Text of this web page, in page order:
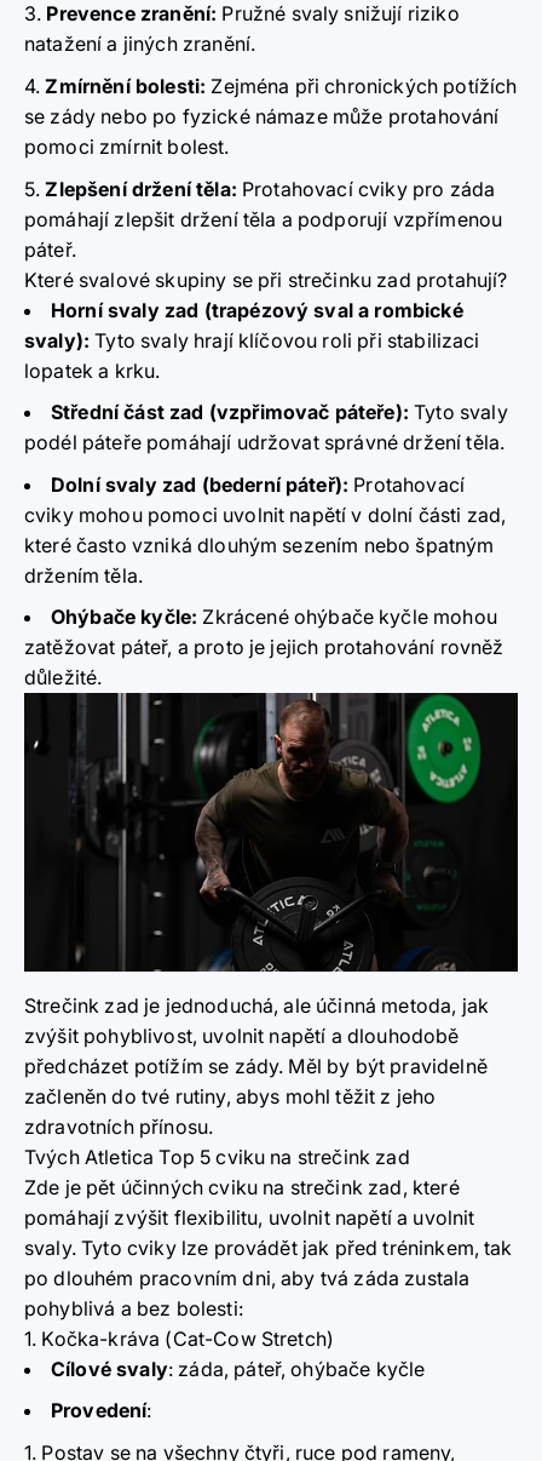
Prevence zranění: Pružné svaly snižují riziko
natažení a jiných zranění.
Zmírnění bolesti: Zejména při chronických potížích
se zády nebo po fyzické námaze může protahování
pomoci zmírnit bolest.
Zlepšení držení těla: Protahovací cviky pro záda
pomáhají zlepšit držení těla a podporují vzpřímenou
páteř.
Které svalové skupiny se při strečinku zad protahují?
Horní svaly zad (trapézový sval a rombické
svaly): Tyto svaly hrají klíčovou roli při stabilizaci
lopatek a krku.
Střední část zad (vzpřimovač páteře): Tyto svaly
podél páteře pomáhají udržovat správné držení těla.
Dolní svaly zad (bederní páteř): Protahovací
cviky mohou pomoci uvolnit napětí v dolní části zad,
které často vzniká dlouhým sezením nebo špatným
držením těla.
Ohýbače kyčle: Zkrácené ohýbače kyčle mohou
zatěžovat páteř, a proto je jejich protahování rovněž
důležité.
Strečink zad je jednoduchá, ale účinná metoda, jak
zvýšit pohyblivost, uvolnit napětí a dlouhodobě
předcházet potížím se zády. Měl by být pravidelně
začleněn do tvé rutiny, abys mohl těžit z jeho
zdravotních přínosu.
Tvých Atletica Top 5 cviku na strečink zad
Zde je pět účinných cviku na strečink zad, které
pomáhají zvýšit flexibilitu, uvolnit napětí a uvolnit
svaly. Tyto cviky lze provádět jak před tréninkem, tak
po dlouhém pracovním dni, aby tvá záda zustala
pohyblivá a bez bolesti:
1. Kočka-kráva (Cat-Cow Stretch)
Cílové svaly: záda, páteř, ohýbače kyčle
Provedení:
Postav se na všechny čtyři, ruce pod rameny,